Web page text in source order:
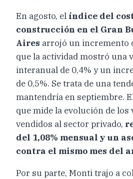
En agosto, el índice del
construcción en el Gran
Aires arrojó un incremento
que la actividad mostró una
interanual de 0,4% y un
de 0,5%. Se trata de una
mantendría en septiembre.
que mide la evolución de los
vendidos al sector privado,
del 1,08% mensual y un
contra el mismo mes del
Por su parte, Monti trajo a